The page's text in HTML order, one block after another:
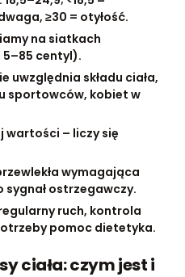
≥30 = otyłość.
na siatkach
centyl).
uwzględnia składu ciała,
sportowców, kobiet w
wartości – liczy się
wymagająca
ostrzegawczy.
ruch, kontrola
pomoc dietetyka.
ciała: czym jest i